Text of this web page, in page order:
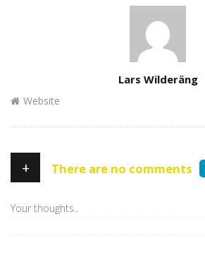
Lars Wilderäng
Website
+ There are no comments